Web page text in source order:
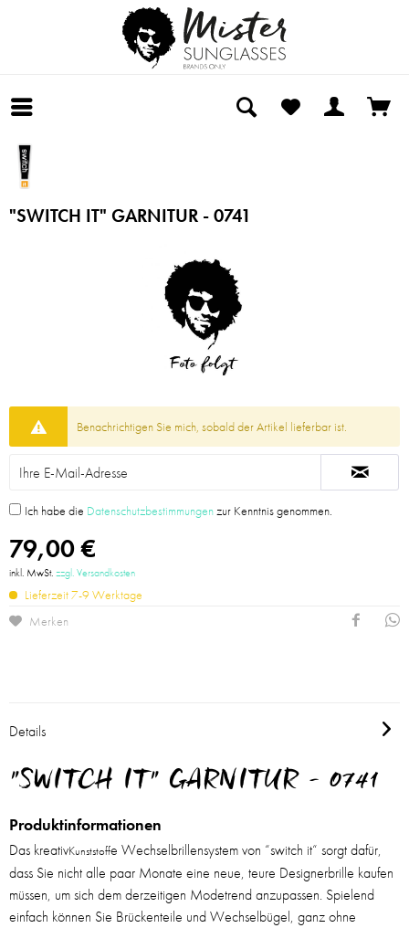
"SWITCH IT" GARNITUR - 0741
Benachrichtigen Sie mich, sobald der Artikel lieferbar ist.
Ich habe die Datenschutzbestimmungenzur Kenntnis genommen.
79,00 €
inkl. MwSt.zzgl. Versandkosten
Lieferzeit 7-9 Werktage
Merken
Details
"SWITCH IT" GARNITUR - 0741
Produktinformationen
Das kreativKunststoffe Wechselbrillensystem von “switch it“ sorgt dafür,
dass Sie nicht alle paar Monate eine neue, teure Designerbrille kaufen
müssen, um sich dem derzeitigen Modetrend anzupassen. Spielend
einfach können Sie Brückenteile und Wechselbügel, ganz ohne